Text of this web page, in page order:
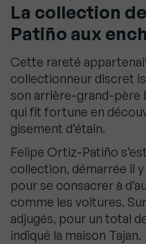
La collection
Patiño aux
Cette rareté
collectionneur discret
son arrière-grand-père
qui fit fortune en
gisement d’étain.
Felipe Ortiz-Patiño
collection, démarrée il y
pour se consacrer à
comme les voitures.
adjugés, pour un total
indiqué la maison Tajan.